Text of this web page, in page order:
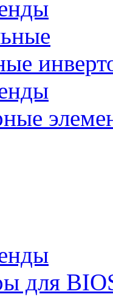
для